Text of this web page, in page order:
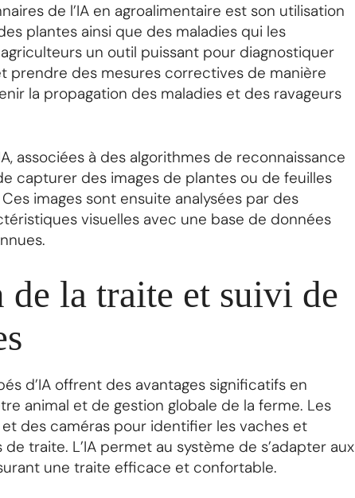
de l’IA en agroalimentaire est son utilisation
plantes ainsi que des maladies qui les
un outil puissant pour diagnostiquer
prendre des mesures correctives de manière
la propagation des maladies et des ravageurs
associées à des algorithmes de reconnaissance
capturer des images de plantes ou de feuilles
images sont ensuite analysées par des
visuelles avec une base de données
la traite et suivi de
d’IA offrent des avantages significatifs en
animal et de gestion globale de la ferme. Les
des caméras pour identifier les vaches et
traite. L’IA permet au système de s’adapter aux
une traite efficace et confortable.